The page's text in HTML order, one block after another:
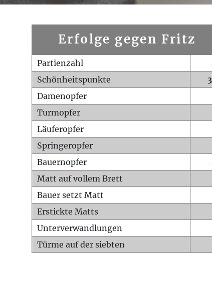
Erfolge gegen Fritz
Partienzahl
Schönheitspunkte
Damenopfer
Turmopfer
Läuferopfer
Springeropfer
Bauernopfer
Matt auf vollem Brett
Bauer setzt Matt
Erstickte Matts
Unterverwandlungen
Türme auf der siebten